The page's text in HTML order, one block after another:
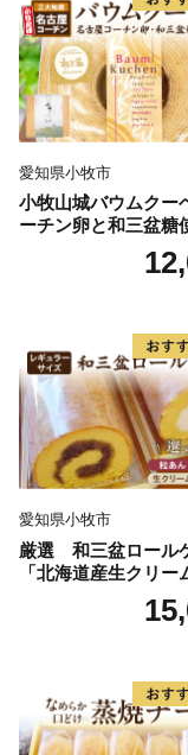
愛知県小牧市
小牧山城バウムクー
ーチン卵と和三盆糖
名古屋コーチン バー
ヘン 和三盆 小牧銘
愛知県小牧市
厳選 和三盆ロール
「北海道産生クリー
または「北海道産粒
き」（サイズ：レギ
凍 愛知県 小牧市 ア
アやぐま